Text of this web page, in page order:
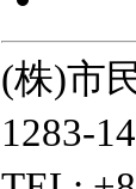
(株)市
1283-